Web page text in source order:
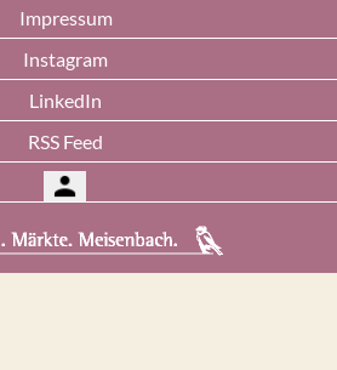
Impressum
Instagram
LinkedIn
RSS Feed